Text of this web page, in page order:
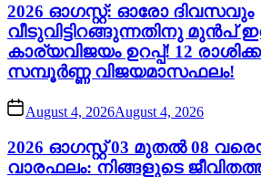
2026 ഓഗസ്റ്റ്: ഓരോ ദിവസവും
വീടുവിട്ടിറങ്ങുന്നതിനു മുൻപ്
കാര്യവിജയം ഉറപ്പ്! 12
സമ്പൂർണ്ണ വിജയമാസഫലം!
August 4, 2026August 4, 2026
2026 ഓഗസ്റ്റ് 03 മുതൽ 08
വാരഫലം: നിങ്ങളുടെ